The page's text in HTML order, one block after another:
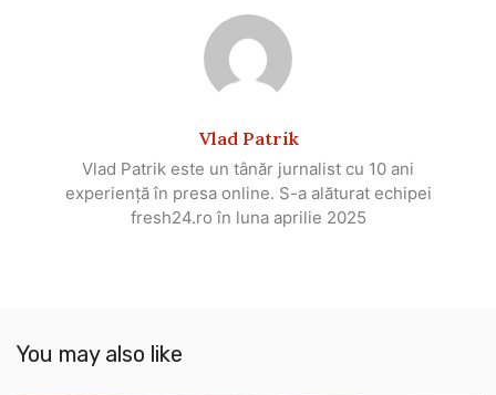
Vlad Patrik
Vlad Patrik este un tânăr jurnalist cu 10 ani
experiență în presa online. S-a alăturat echipei
fresh24.ro în luna aprilie 2025
You may also like